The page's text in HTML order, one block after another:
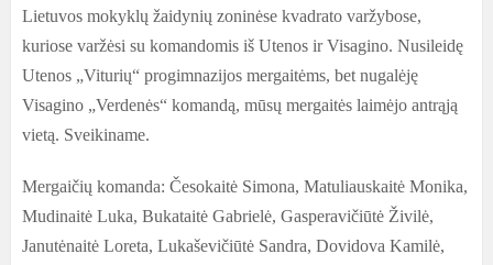
Lietuvos mokyklų žaidynių zoninėse kvadrato varžybose,
kuriose varžėsi su komandomis iš Utenos ir Visagino. Nusileidę
Utenos „Viturių“ progimnazijos mergaitėms, bet nugalėję
Visagino „Verdenės“ komandą, mūsų mergaitės laimėjo antrąją
vietą. Sveikiname.
Mergaičių komanda: Česokaitė Simona, Matuliauskaitė Monika,
Mudinaitė Luka, Bukataitė Gabrielė, Gasperavičiūtė Živilė,
Janutėnaitė Loreta, Lukaševičiūtė Sandra, Dovidova Kamilė,